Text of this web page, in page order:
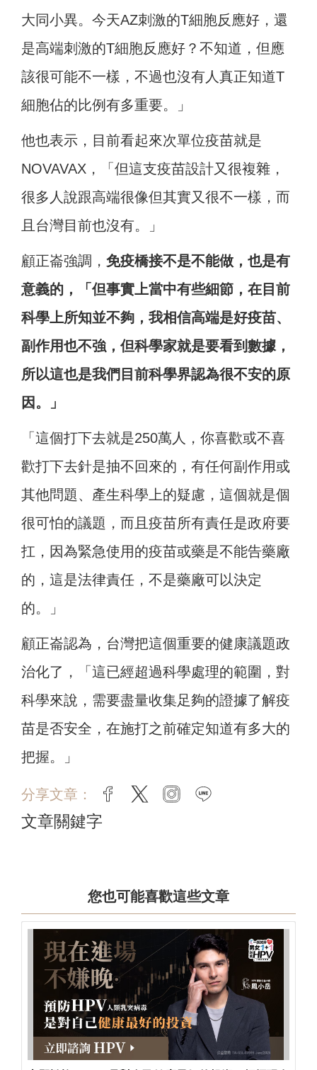
大同小異。今天AZ刺激的T細胞反應好，還
是高端刺激的T細胞反應好？不知道，但應
該很可能不一樣，不過也沒有人真正知道T
細胞佔的比例有多重要。」
他也表示，目前看起來次單位疫苗就是
NOVAVAX，「但這支疫苗設計又很複雜，
很多人說跟高端很像但其實又很不一樣，而
且台灣目前也沒有。」
顧正崙強調， 免疫橋接不是不能做，也是有
意義的，「但事實上當中有些細節，在目前
科學上所知並不夠，我相信高端是好疫苗、
副作用也不強，但科學家就是要看到數據，
所以這也是我們目前科學界認為很不安的原
因。」
「這個打下去就是250萬人，你喜歡或不喜
歡打下去針是抽不回來的，有任何副作用或
其他問題、產生科學上的疑慮，這個就是個
很可怕的議題，而且疫苗所有責任是政府要
扛，因為緊急使用的疫苗或藥是不能告藥廠
的，這是法律責任，不是藥廠可以決定
的。」
顧正崙認為，台灣把這個重要的健康議題政
治化了，「這已經超過科學處理的範圍，對
科學來說，需要盡量收集足夠的證據了解疫
苗是否安全，在施打之前確定知道有多大的
把握。」
分享文章： facebook
twitter instagram
文章關鍵字
您也可能喜歡這些文章